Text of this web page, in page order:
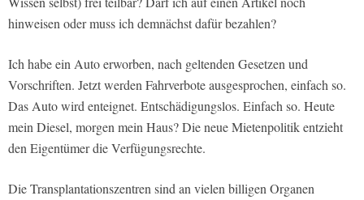
hinweisen oder muss ich demnächst dafür bezahlen?
Ich habe ein Auto erworben, nach geltenden Gesetzen und
Vorschriften. Jetzt werden Fahrverbote ausgesprochen, einfach so.
Das Auto wird enteignet. Entschädigungslos. Einfach so. Heute
mein Diesel, morgen mein Haus? Die neue Mietenpolitik entzieht
den Eigentümer die Verfügungsrechte.
Die Transplantationszentren sind an vielen billigen Organen